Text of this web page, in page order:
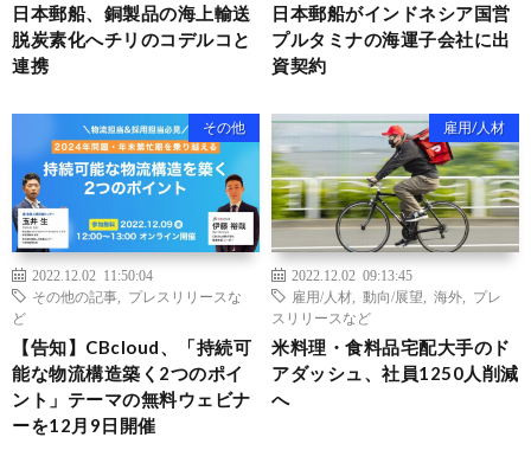
日本郵船、銅製品の海上輸送
脱炭素化へチリのコデルコと
連携
日本郵船がインドネシア国営
プルタミナの海運子会社に出
資契約
その他
2022.12.02 11:50:04
その他の記事
プレスリリースな
ど
【告知】CBcloud、「持続可
能な物流構造築く2つのポイ
ント」テーマの無料ウェビナ
ーを12月9日開催
雇用/人材
2022.12.02 09:13:45
雇用/人材
動向/展望 海外
プレ
スリリースなど
米料理・食料品宅配大手のド
アダッシュ、社員1250人削減
へ